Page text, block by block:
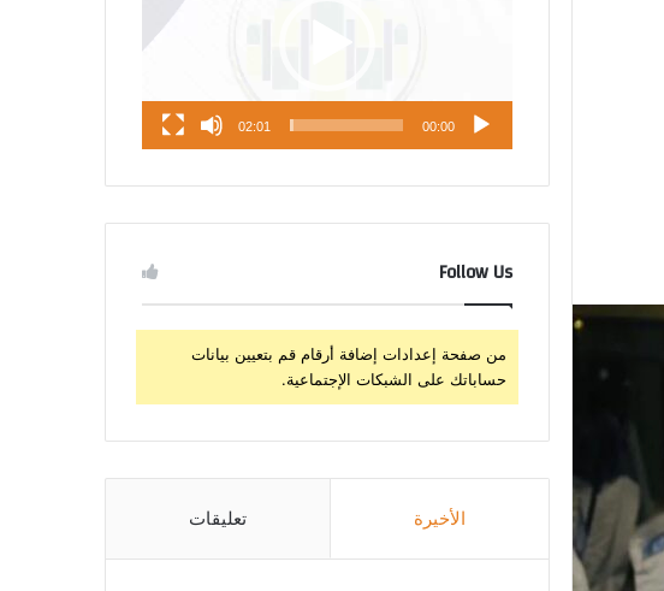
00:00
02:01
Follow Us
من صفحة إعدادات إضافة أرقام قم بتعيين بيانات
حساباتك على الشبكات الإجتماعية.
الأخيرة تعليقات